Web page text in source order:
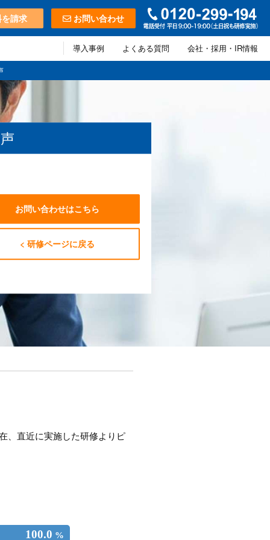
請求 お問い合わせ
導入事例 よくある質問
会社・採用・IR情報
お問い合わせはこちら
< 研修ページに戻る
、直近に実施した研修よりピ
100.0 %